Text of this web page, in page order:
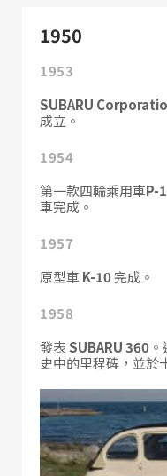
1950
1953
SUBARU
成立。
1954
第一款四輪乘用車P-1
車完成。
1957
原型車K-10完成。
1958
發表SUBARU 360
史中的里程碑，並於